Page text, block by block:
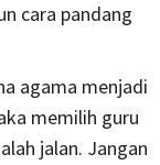
cara pandang
agama menjadi
memilih guru
jalan. Jangan